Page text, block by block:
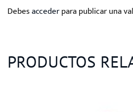
Debesaccederpara publicar una
PRODUCTOS